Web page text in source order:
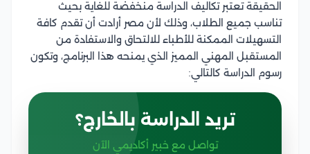
الحقيقة تعتبر تكاليف الدراسة منخفضة للغاية بحيث
تناسب جميع الطلاب، وذلك لأن مصر أرادت أن تقدم كافة
التسهيلات الممكنة للأطباء للالتحاق والاستفادة من
المستقبل المهني المميز الذي يمنحه هذا البرنامج، وتكون
رسوم الدراسة كالتالي:
تريد الدراسة بالخارج؟
تواصل مع خبير أكاديمي الآن